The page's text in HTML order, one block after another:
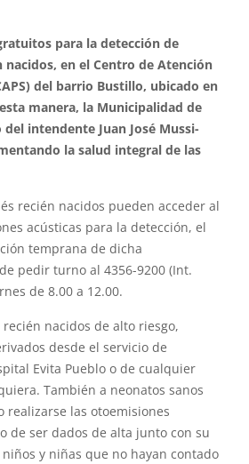
para la detección de
nacidos, en el Centro de Atención
del barrio Bustillo, ubicado en
manera, la Municipalidad de
del intendente Juan José Mussi-
la salud integral de las
recién nacidos pueden acceder al
acústicas para la detección, el
temprana de dicha
pedir turno al 4356-9200 (Int.
de 8.00 a 12.00.
nacidos de alto riesgo,
desde el servicio de
Evita Pueblo o de cualquier
También a neonatos sanos
realizarse las otoemisiones
de ser dados de alta junto con su
y niñas que no hayan contado